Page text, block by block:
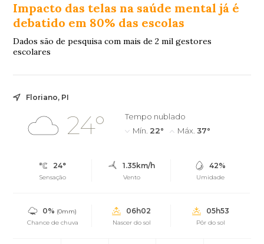
Impacto das telas na saúde mental já é
debatido em 80% das escolas
Dados são de pesquisa com mais de 2 mil gestores
escolares
Floriano, PI
24°
Tempo nublado
Mín. 22° Máx. 37°
24°
Sensação
1.35km/h
Vento
42%
Umidade
0% (0mm)
Chance de chuva
06h02
Nascer do sol
05h53
Pôr do sol